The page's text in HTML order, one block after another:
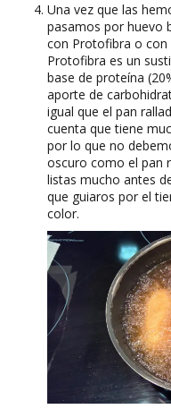
Una vez que las
pasamos por huevo
con Protofibra o con
Protofibra es un
base de proteína
aporte de
igual que el pan
cuenta que tiene
por lo que no
oscuro como el pan
listas mucho antes
que guiaros por el
color.